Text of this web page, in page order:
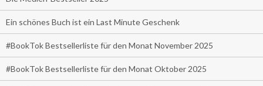
Ein schönes Buch ist ein Last Minute Geschenk
#BookTok Bestsellerliste für den Monat November 2025
#BookTok Bestsellerliste für den Monat Oktober 2025